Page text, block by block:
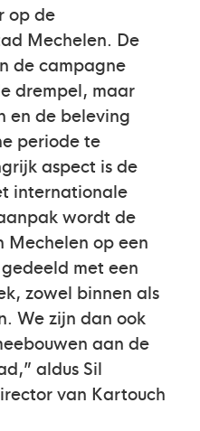
op de
Mechelen. De
de campagne
drempel, maar
en de beleving
periode te
aspect is de
internationale
wordt de
Mechelen op een
met een
zowel binnen als
We zijn dan ook
aan de
aldus Sil
van Kartouch